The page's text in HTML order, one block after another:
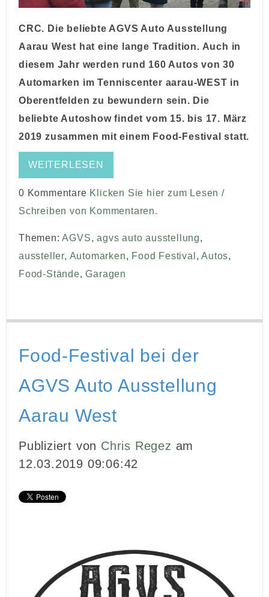
CRC. Die beliebte AGVS Auto Ausstellung
Aarau West hat eine lange Tradition. Auch in
diesem Jahr werden rund 160 Autos von 30
Automarken im Tenniscenter aarau-WEST in
Oberentfelden zu bewundern sein. Die
beliebte Autoshow findet vom 15. bis 17. März
2019 zusammen mit einem Food-Festival statt.
WEITERLESEN
0 Kommentare Klicken Sie hier zum Lesen /
Schreiben von Kommentaren.
Themen:AGVS,agvs auto ausstellung,
aussteller, Automarken, Food Festival ,Autos,
Food-Stände,Garagen
Food-Festival bei der
AGVS Auto Ausstellung
Aarau West
Publiziert von Chris Regez am
12.03.2019 09:06:42